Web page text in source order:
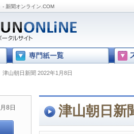
- 新聞オンライン.COM
津山朝日新聞 2022年1月8日
津山朝日新